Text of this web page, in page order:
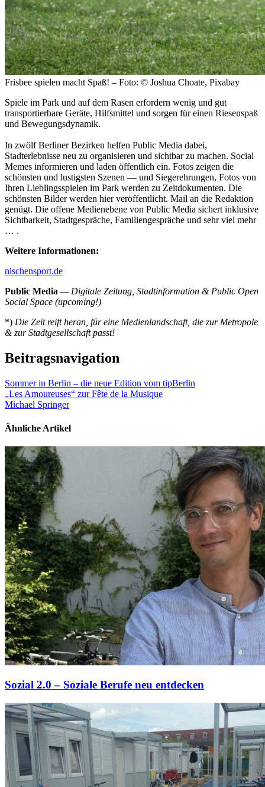
Frisbee spielen macht Spaß! – Foto: © Joshua Choate, Pixabay
Spiele im Park und auf dem Rasen erfordern wenig und gut
transportierbare Geräte, Hilfsmittel und sorgen für einen Riesenspaß
und Bewegungsdynamik.
In zwölf Berliner Bezirken helfen Public Media dabei,
Stadterlebnisse neu zu organisieren und sichtbar zu machen. Social
Memes informieren und laden öffentlich ein. Fotos zeigen die
schönsten und lustigsten Szenen — und Siegerehrungen, Fotos von
Ihren Lieblingsspielen im Park werden zu Zeitdokumenten. Die
schönsten Bilder werden hier veröffentlicht. Mail an die Redaktion
genügt. Die offene Medienebene von Public Media sichert inklusive
Sichtbarkeit, Stadtgespräche, Familiengespräche und sehr viel mehr
… .
Weitere Informationen:
nischensport.de
Public Media — Digitale Zeitung, Stadtinformation & Public Open
Social Space (upcoming!)
*) Die Zeit reift heran, für eine Medienlandschaft, die zur Metropole
& zur Stadtgesellschaft passt!
Beitragsnavigation
Sommer in Berlin – die neue Edition vom tipBerlin
„Les Amoureuses“ zur Fête de la Musique
Michael Springer
Ähnliche Artikel
Sozial 2.0 – Soziale Berufe neu entdecken